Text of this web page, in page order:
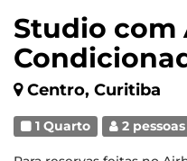
Studio com
Centro, Curitiba
1 Quarto 2 pessoas